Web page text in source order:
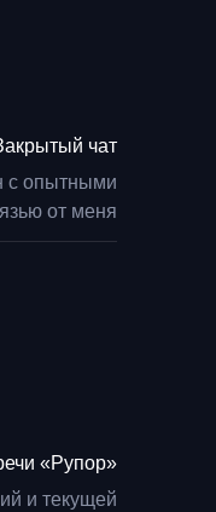
опытными
от меня
и текущей
чат
«Рупор»